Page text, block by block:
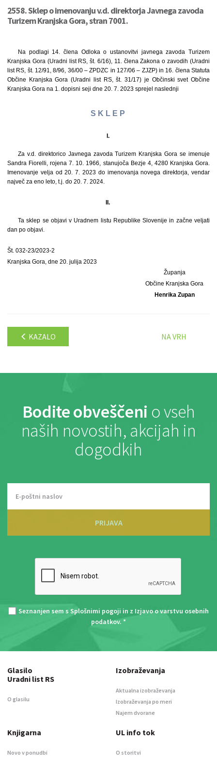
2558. Sklep o imenovanju v.d. direktorja Javnega zavoda
Turizem Kranjska Gora, stran 7001.
Na podlagi 14. člena Odloka o ustanovitvi javnega zavoda Turizem
Kranjska Gora (Uradni list RS, št. 6/16), 11. člena Zakona o zavodih (Uradni
list RS, št. 12/91, 8/96, 36/00 – ZPDZC in 127/06 – ZJZP) in 16. člena Statuta
Občine Kranjska Gora (Uradni list RS, št. 31/17) je Občinski svet Občine
Kranjska Gora na 1. dopisni seji dne 20. 7. 2023 sprejel naslednji
S K L E P
I.
Za v.d. direktorico Javnega zavoda Turizem Kranjska Gora se imenuje
Sandra Fiorelli, rojena 7. 10. 1966, stanujoča Bezje 4, 4280 Kranjska Gora.
Imenovanje velja od 20. 7. 2023 do imenovanja novega direktorja, vendar
največ za eno leto, t.j. do 20. 7. 2024.
II.
Ta sklep se objavi v Uradnem listu Republike Slovenije in začne veljati
dan po objavi.
Št. 032-23/2023-2
Kranjska Gora, dne 20. julija 2023
Županja
Občine Kranjska Gora
Henrika Zupan
KAZALO NA VRH
Bodite obveščeni o vseh
naših novostih, akcijah in
dogodkih
PRIJAVA
Seznanjen sem s Splošnimi pogoji in z Izjavo o varstvu osebnih
podatkov. *
Glasilo
Uradni list RS
O glasilu
Izobraževanja
Aktualna izobraževanja
Izobraževanja po meri
Najem dvorane
Knjigarna
Novo v ponudbi
UL info tok
O storitvi